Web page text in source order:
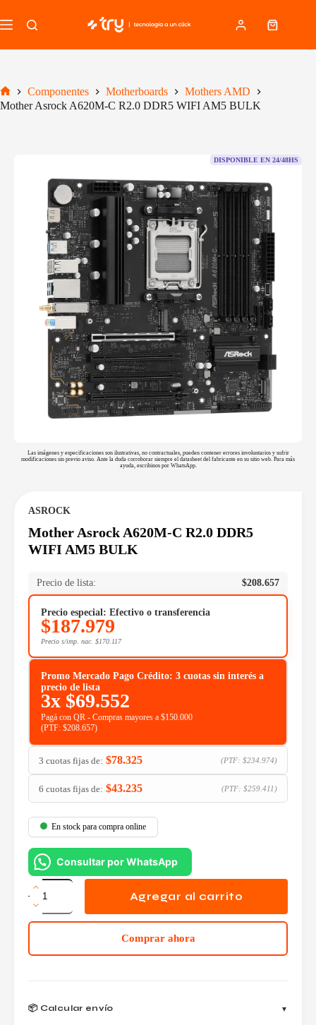
al
contenido
Carro
Inicio
Componentes Motherboards
Mothers AMD
Mother Asrock A620M-C R2.0 DDR5 WIFI AM5 BULK
DISPONIBLE EN 24/48HS
Las imágenes y especificaciones son ilustrativas, no contractuales, pueden contener errores involuntarios y sufrir
modificaciones sin previo aviso. Ante la duda corroborar siempre el datasheet del fabricante en su sitio web. Para más
ayuda, escribinos por WhatsApp.
ASROCK
Mother Asrock A620M-C R2.0 DDR5
WIFI AM5 BULK
Precio de lista: $208.657
Precio especial: Efectivo o transferencia
$187.979
Precio s/imp. nac. $170.117
Promo Mercado Pago Crédito: 3 cuotas sin interés a
precio de lista
3x $69.552
Pagá con QR - Compras mayores a $150.000
(PTF: $208.657)
3 cuotas fijas de: $78.325 (PTF: $234.974)
6 cuotas fijas de: $43.235 (PTF: $259.411 )
En stock para compra online
Consultar por WhatsApp
Mother
Asrock
A620M-
C
WIFI
Agregar al carrito
Comprar ahora
📦 Calcular envío